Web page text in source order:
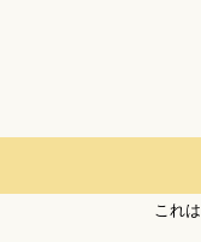
これは